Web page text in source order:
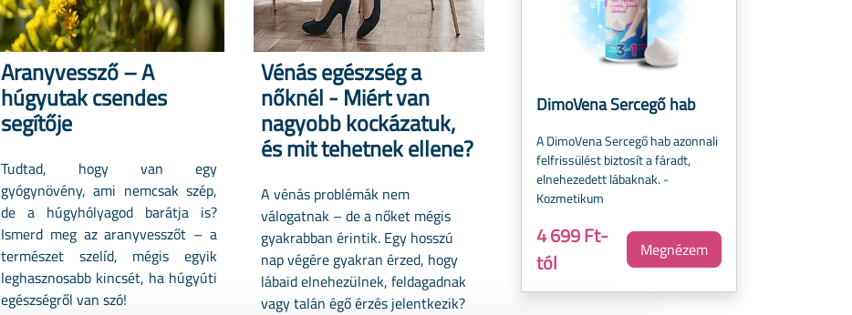
Aranyvessző – A
húgyutak csendes
segítője
Tudtad, hogy van egy
gyógynövény, ami nemcsak szép,
de a húgyhólyagod barátja is?
Ismerd meg az aranyvesszőt – a
természet szelíd, mégis egyik
leghasznosabb kincsét, ha húgyúti
egészségről van szó!
Vénás egészség a
nőknél - Miért van
nagyobb kockázatuk,
és mit tehetnek ellene?
A vénás problémák nem
válogatnak – de a nőket mégis
gyakrabban érintik. Egy hosszú
nap végére gyakran érzed, hogy
lábaid elnehezülnek, feldagadnak
vagy talán égő érzés jelentkezik?
DimoVena Sercegő hab
A DimoVena Sercegő hab azonnali
felfrissülést biztosít a fáradt,
elnehezedett lábaknak. -
Kozmetikum
4 699 Ft-
tól
Megnézem